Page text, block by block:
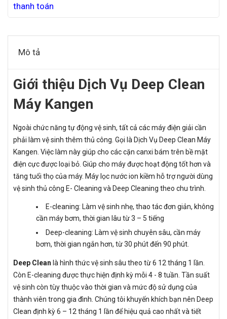
thanh toán
Mô tả
Giới thiệu Dịch Vụ Deep Clean
Máy Kangen
Ngoài chức năng tự động vệ sinh, tất cả các máy điện giải cần
phải làm vệ sinh thêm thủ công. Gọi là Dịch Vụ Deep Clean Máy
Kangen. Việc làm này giúp cho các cặn canxi bám trên bề mặt
điện cực được loại bỏ. Giúp cho máy được hoạt động tốt hơn và
tăng tuổi thọ của máy. Máy lọc nước ion kiềm hỗ trợ người dùng
vệ sinh thủ công E- Cleaning và Deep Cleaning theo chu trình.
E-cleaning: Làm vệ sinh nhẹ, thao tác đơn giản, không
cần máy bơm, thời gian lâu từ 3 – 5 tiếng
Deep-cleaning: Làm vệ sinh chuyên sâu, cần máy
bơm, thời gian ngắn hơn, từ 30 phút đến 90 phút.
Deep Clean là hình thức vệ sinh sâu theo từ 6 12 tháng 1 lần.
Còn E-cleaning được thực hiện định kỳ mỗi 4 - 8 tuần. Tần suất
vệ sinh còn tùy thuộc vào thời gian và mức độ sử dụng của
thành viên trong gia đình. Chúng tôi khuyến khích bạn nên Deep
Clean định kỳ 6 – 12 tháng 1 lần để hiệu quả cao nhất và tiết